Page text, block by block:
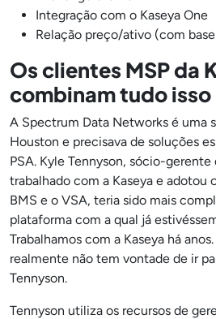
Integração com o Kaseya One
Relação preço/ativo (com
Os clientes MSP da
combinam tudo isso
A Spectrum Data Networks é uma
Houston e precisava de soluções
PSA. Kyle Tennyson, sócio-gerente
trabalhado com a Kaseya e adotou
BMS e o VSA, teria sido mais
plataforma com a qual já
Trabalhamos com a Kaseya há
realmente não tem vontade de ir
Tennyson.
Tennyson utiliza os recursos de